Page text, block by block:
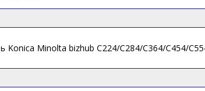
Konica Minolta bizhub C224/C284/C364/C454/